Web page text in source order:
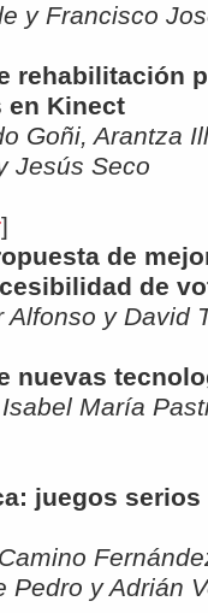
y Francisco
rehabilitación
en Kinect
Goñi, Arantza
Jesús Seco
]
de
de
y David
nuevas
María
juegos serios
Pedro y Adrián